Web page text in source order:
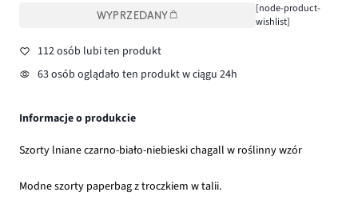
WYPRZEDANY
[node-product-
wishlist]
112 osób lubi ten produkt
63 osób oglądało ten produkt w ciągu 24h
Informacje o produkcie
Szorty lniane czarno-biało-niebieski chagall w roślinny wzór
Modne szorty paperbag z troczkiem w talii.